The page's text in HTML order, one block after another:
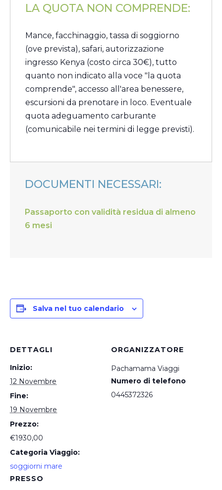
LA QUOTA NON COMPRENDE:
Mance, facchinaggio, tassa di soggiorno
(ove prevista), safari, autorizzazione
ingresso Kenya (costo circa 30€), tutto
quanto non indicato alla voce "la quota
comprende", accesso all'area benessere,
escursioni da prenotare in loco. Eventuale
quota adeguamento carburante
(comunicabile nei termini di legge previsti).
DOCUMENTI NECESSARI:
​Passaporto con validità residua di almeno
6 mesi
Salva nel tuo calendario
DETTAGLI
Inizio:
12 Novembre
Fine:
19 Novembre
Prezzo:
€1930,00
Categoria Viaggio:
soggiorni mare
PRESSO
ORGANIZZATORE
Pachamama Viaggi
Numero di telefono
0445372326